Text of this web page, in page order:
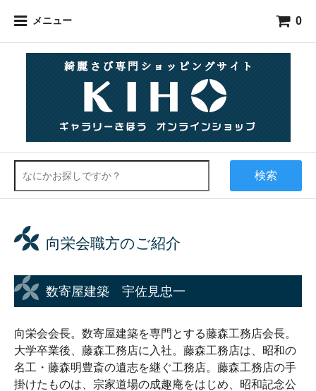
メニュー 0
検索
向栄会職方のご紹介
数寄屋建築 宇佐見忠一
向栄会会長。数寄屋建築を専門とする藤森工務店会長。
大学卒業後、藤森工務店に入社。藤森工務店は、昭和の
名工・藤森明豊斎の遺志を継ぐ工務店。藤森工務店の手
掛けたものは、宗家道場の成趣庵をはじめ、昭和記念公